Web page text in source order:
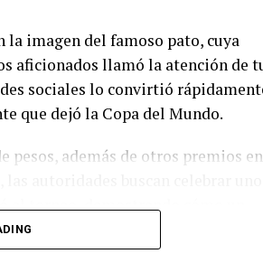
imagen del famoso pato, cuya
aficionados llamó la atención de
sociales lo convirtió
que dejó la Copa del Mundo.
además de otros premios
el torneo, demostrando cómo un